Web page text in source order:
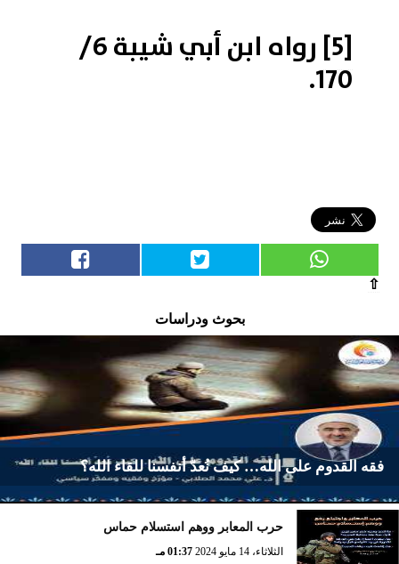
[5] رواه ابن أبي شيبة 6/
170.
⇧
بحوث ودراسات
فقه القدوم على الله… كيف نُعدّ أنفسنا للقاء الله؟
الأربعاء، 2 أكتوبر 2024 02:23 مـ
حرب المعابر ووهم استسلام حماس
الثلاثاء، 14 مايو 2024 01:37 مـ